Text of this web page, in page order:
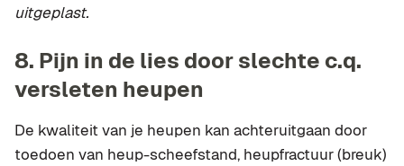
uitgeplast.
8. Pijn in de lies door slechte c.q.
versleten heupen
De kwaliteit van je heupen kan achteruitgaan door
toedoen van heup-scheefstand, heupfractuur (breuk)